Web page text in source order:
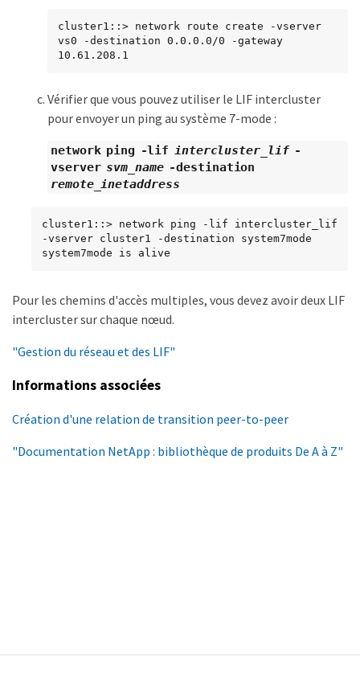
cluster1::> network route create -vserver
vs0 -destination 0.0.0.0/0 -gateway
10.61.208.1
Vérifier que vous pouvez utiliser le LIF intercluster
pour envoyer un ping au système 7-mode :
network ping -lif intercluster_lif-
vserversvm_name-destination
remote_inetaddress
cluster1::> network ping -lif intercluster_lif
-vserver cluster1 -destination system7mode
system7mode is alive
Pour les chemins d'accès multiples, vous devez avoir deux LIF
intercluster sur chaque nœud.
"Gestion du réseau et des LIF"
Informations associées
Création d'une relation de transition peer-to-peer
"Documentation NetApp : bibliothèque de produits De A à Z"